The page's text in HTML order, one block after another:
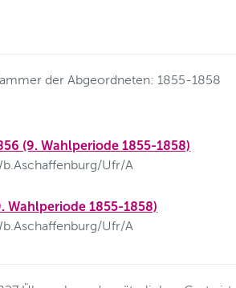
der Abgeordneten: 1855-1858
(9. Wahlperiode 1855-1858)
Ufr/A
Wahlperiode 1855-1858)
Ufr/A